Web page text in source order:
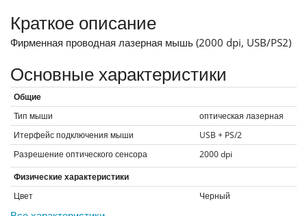
Краткое описание
Фирменная проводная лазерная мышь (2000 dpi, USB/PS2)
Основные характеристики
Общие
Тип мыши
оптическая лазерная
Итерфейс подключения мыши
USB + PS/2
Разрешение оптического сенсора
2000dpi
Физические характеристики
Цвет
Черный